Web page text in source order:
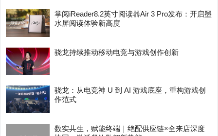
掌阅iReader8.2英寸阅读器Air 3 Pro发布：开启墨
水屏阅读体验新高度
骁龙持续推动移动电竞与游戏创作创新
骁龙：从电竞神 U 到 AI 游戏底座，重构游戏创
作范式
数实共生，赋能终端｜绝配供应链×全来店深度